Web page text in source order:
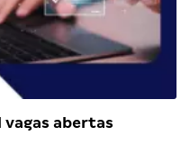
vagas abertas